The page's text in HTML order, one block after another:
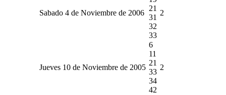
Sabado 4 de Noviembre de 2006
21
31
32
33
2
Jueves 10 de Noviembre de 2005
6
11
21
33
34
42
2